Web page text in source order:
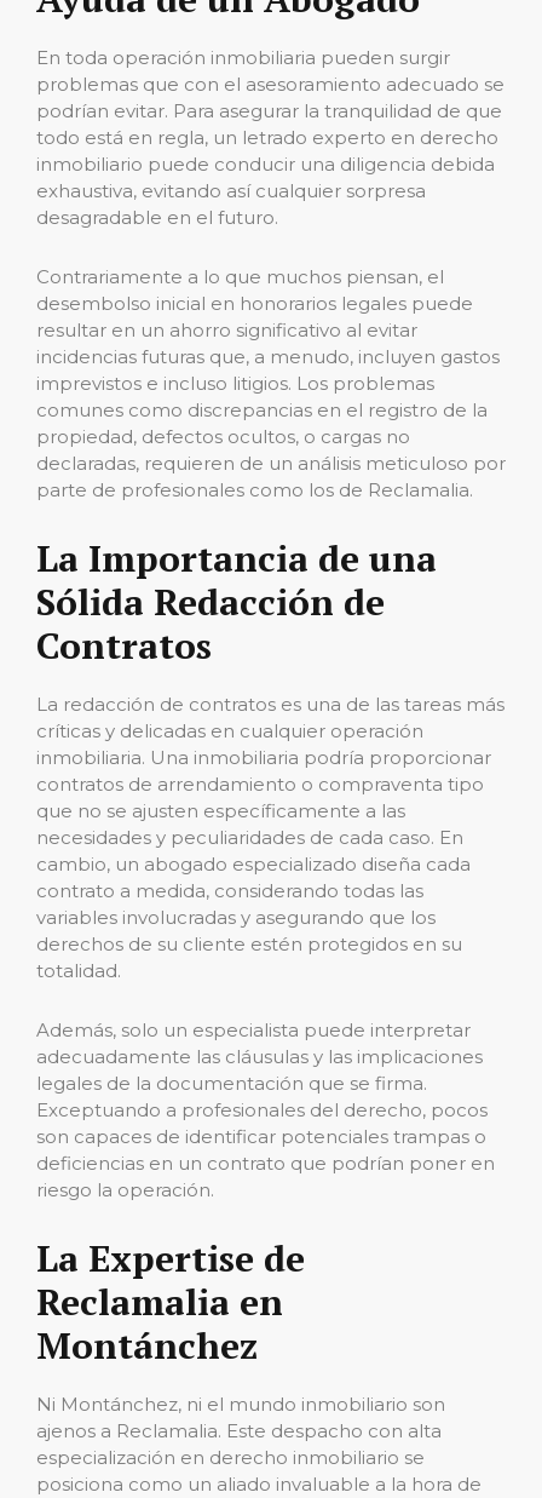
En toda operación inmobiliaria pueden surgir
problemas que con el asesoramiento adecuado se
podrían evitar. Para asegurar la tranquilidad de que
todo está en regla, un letrado experto en derecho
inmobiliario puede conducir una diligencia debida
exhaustiva, evitando así cualquier sorpresa
desagradable en el futuro.
Contrariamente a lo que muchos piensan, el
desembolso inicial en honorarios legales puede
resultar en un ahorro significativo al evitar
incidencias futuras que, a menudo, incluyen gastos
imprevistos e incluso litigios. Los problemas
comunes como discrepancias en el registro de la
propiedad, defectos ocultos, o cargas no
declaradas, requieren de un análisis meticuloso por
parte de profesionales como los de Reclamalia.
La Importancia de una
Sólida Redacción de
Contratos
La redacción de contratos es una de las tareas más
críticas y delicadas en cualquier operación
inmobiliaria. Una inmobiliaria podría proporcionar
contratos de arrendamiento o compraventa tipo
que no se ajusten específicamente a las
necesidades y peculiaridades de cada caso. En
cambio, un abogado especializado diseña cada
contrato a medida, considerando todas las
variables involucradas y asegurando que los
derechos de su cliente estén protegidos en su
totalidad.
Además, solo un especialista puede interpretar
adecuadamente las cláusulas y las implicaciones
legales de la documentación que se firma.
Exceptuando a profesionales del derecho, pocos
son capaces de identificar potenciales trampas o
deficiencias en un contrato que podrían poner en
riesgo la operación.
La Expertise de
Reclamalia en
Montánchez
Ni Montánchez, ni el mundo inmobiliario son
ajenos a Reclamalia. Este despacho con alta
especialización en derecho inmobiliario se
posiciona como un aliado invaluable a la hora de